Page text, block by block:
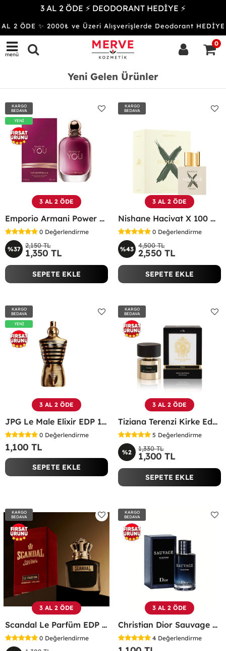
3 AL 2 ÖDE ⚡ DEODORANT HEDİYE ⚡
ÖDE ✨ 2000₺ ve Üzeri Alışverişlerde Deodorant HEDİYE
menü
0
Yeni Gelen Ürünler
KARGO
BEDAVA
YENİ
3 AL 2 ÖDE
Emporio Armani Power Of You Femme Edp 90 Ml
0 Değerlendirme
%37 2,150 TL
1,350 TL
SEPETE EKLE
KARGO
BEDAVA
3 AL 2 ÖDE
Nishane Hacivat X 100 Ml Unisex Parfüm
0 Değerlendirme
%43 4,500 TL
2,550 TL
SEPETE EKLE
KARGO
BEDAVA
YENİ
3 AL 2 ÖDE
JPG Le Male Elixir EDP 125 ML TESTER Erkek Parfüm -
0 Değerlendirme
1,100 TL
SEPETE EKLE
KARGO
BEDAVA
3 AL 2 ÖDE
Tiziana Terenzi Kirke Edp 100 ML Unisex Parfüm - TTKE
5 Değerlendirme
%2 1,330 TL
1,300 TL
SEPETE EKLE
KARGO
BEDAVA
3 AL 2 ÖDE
Scandal Le Parfüm EDP 100 ML Erkek Parfüm -
0 Değerlendirme
KARGO
BEDAVA
3 AL 2 ÖDE
Christian Dior Sauvage EDP 100 ML Erkek Parfüm - CDDS
4 Değerlendirme